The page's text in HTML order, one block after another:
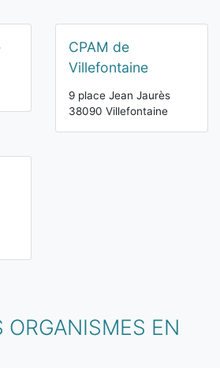
CPAM de
Villefontaine
9 place Jean Jaurès
38090 Villefontaine
ORGANISMES EN